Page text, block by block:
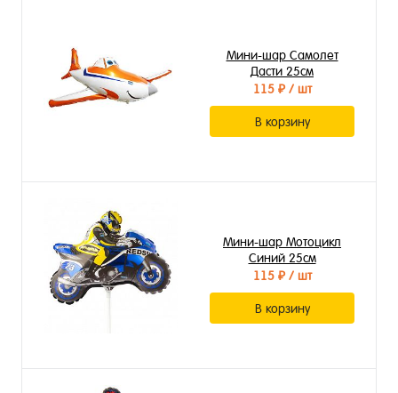
Мини-шар Самолет
Дасти 25см
115 ₽/ шт
В корзину
Мини-шар Мотоцикл
Синий 25см
115 ₽/ шт
В корзину